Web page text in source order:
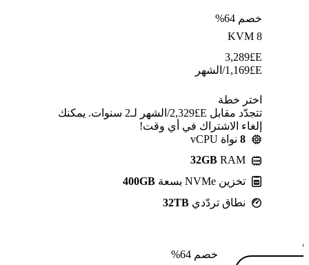
خصم 64%
KVM 8
E£
3,289
E£
1,169/الشهر
اختر خطة
تتجدّد مقابل E£⁦2,329⁩/الشهر لـ2 سنوات. يمكنك
إلغاء الاشتراك في أي وقت!
8 نواة vCPU
32GB RAM
تخزين NVMe بسعة
400GB
نطاق تردّدي 32TB
خصم 64%